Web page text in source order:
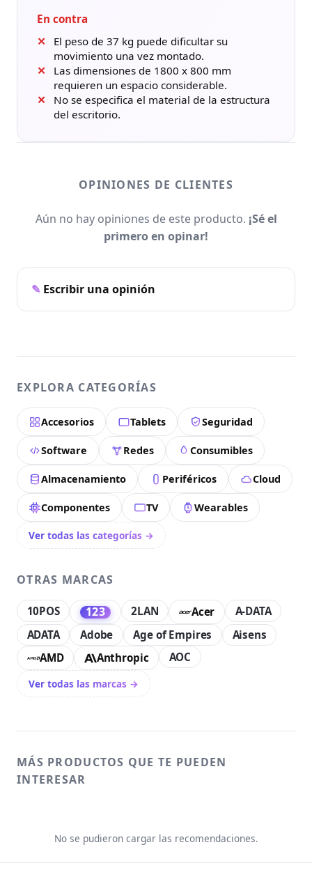
En contra
El peso de 37 kg puede dificultar su
movimiento una vez montado.
Las dimensiones de 1800 x 800 mm
requieren un espacio considerable.
No se especifica el material de la estructura
del escritorio.
OPINIONES DE CLIENTES
Aún no hay opiniones de este producto. ¡Sé el
primero en opinar!
Escribir una opinión
EXPLORA CATEGORÍAS
Accesorios Tablets Seguridad
Software Redes Consumibles
Almacenamiento Periféricos Cloud
Componentes TV Wearables
Ver todas las categorías →
OTRAS MARCAS
10POS 123 2LAN Acer
A-DATA
ADATA
Adobe Age of Empires
Aisens
AMD
Anthropic AOC
Ver todas las marcas →
MÁS PRODUCTOS QUE TE PUEDEN
INTERESAR
No se pudieron cargar las recomendaciones.